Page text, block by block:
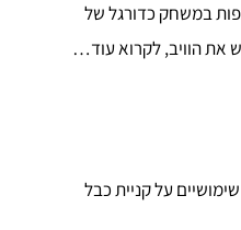
במשחק כדורגל של
את הוויב, לקרוא עוד…
על קניית כבל